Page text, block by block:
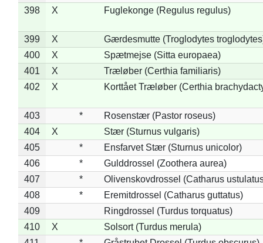
398
X Fuglekonge (Regulus regulus)
399 X
Gærdesmutte (Troglodytes
400
X
Spætmejse (Sitta europaea)
401
X
Træløber (Certhia familiaris)
402
X Korttået Træløber (Certhia
403 *
Rosenstær (Pastor roseus)
404
X
Stær (Sturnus vulgaris)
405
*
Ensfarvet Stær (Sturnus unicolor)
406
*
Gulddrossel (Zoothera aurea)
407
*
Olivenskovdrossel (Catharus
408
*
Eremitdrossel (Catharus guttatus)
409
Ringdrossel (Turdus torquatus)
410
X
Solsort (Turdus merula)